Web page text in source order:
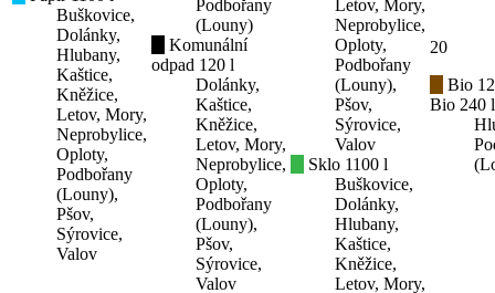
Buškovice,
Dolánky,
Hlubany,
Kaštice,
Kněžice,
Letov, Mory,
Neprobylice,
Oploty,
Podbořany
(Louny),
Pšov,
Sýrovice,
Valov
Podbořany
(Louny)
Komunální
odpad 120 l
Dolánky,
Kaštice,
Kněžice,
Letov, Mory,
Neprobylice,
Oploty,
Podbořany
(Louny),
Pšov,
Sýrovice,
Valov
Letov, Mory,
Neprobylice,
Oploty,
Podbořany
(Louny),
Pšov,
Sýrovice,
Valov
Sklo 1100 l
Buškovice,
Dolánky,
Hlubany,
Kaštice,
Kněžice,
Letov, Mory,
20
Bio
Bio 240 l